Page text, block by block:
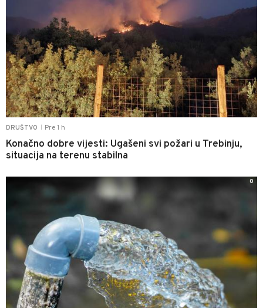
DRUŠTVO Pre 1 h
Konačno dobre vijesti: Ugašeni svi požari u Trebinju,
situacija na terenu stabilna
0